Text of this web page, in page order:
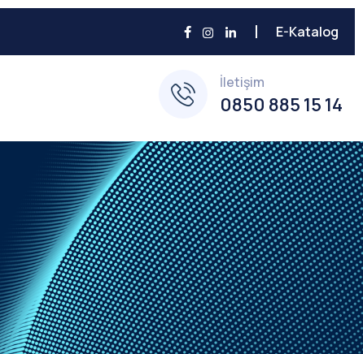
E-Katalog
İletişim
0850 885 15 14